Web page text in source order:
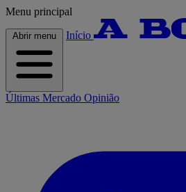
Menu principal
Abrir menu Início
Últimas Mercado Opinião